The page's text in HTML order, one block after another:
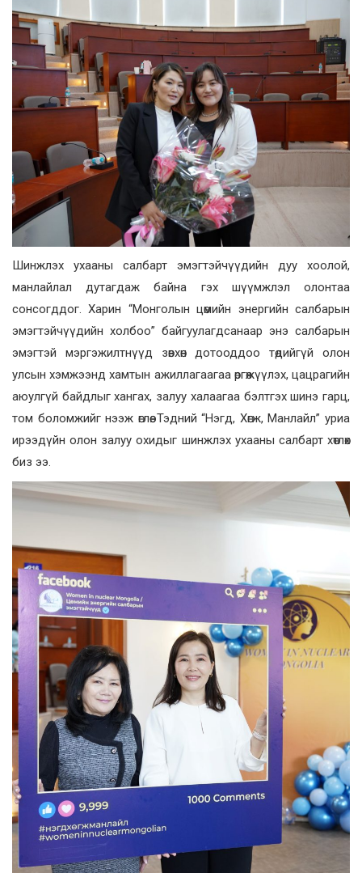
Шинжлэх ухааны салбарт эмэгтэйчүүдийн дуу хоолой,
манлайлал дутагдаж байна гэх шүүмжлэл олонтаа
сонсогддог. Харин “Монголын цөмийн энергийн салбарын
эмэгтэйчүүдийн холбоо” байгуулагдсанаар энэ салбарын
эмэгтэй мэргэжилтнүүд зөвхөн дотооддоо төдийгүй олон
улсын хэмжээнд хамтын ажиллагаагаа өргөжүүлэх, цацрагийн
аюулгүй байдлыг хангах, залуу халаагаа бэлтгэх шинэ гарц,
том боломжийг нээж өглөө. Тэдний “Нэгд, Хөгж, Манлайл” уриа
ирээдүйн олон залуу охидыг шинжлэх ухааны салбарт хөтлөх
биз ээ.